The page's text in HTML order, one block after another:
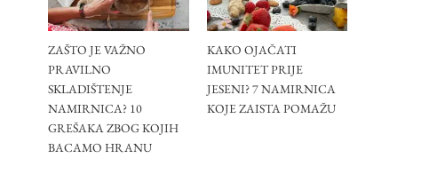
ZAŠTO JE VAŽNO
PRAVILNO
SKLADIŠTENJE
NAMIRNICA? 10
GREŠAKA ZBOG KOJIH
BACAMO HRANU
KAKO OJAČATI
IMUNITET PRIJE
JESENI? 7 NAMIRNICA
KOJE ZAISTA POMAŽU